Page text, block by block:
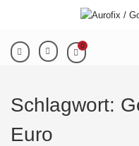
0
Schlagwort:
Euro